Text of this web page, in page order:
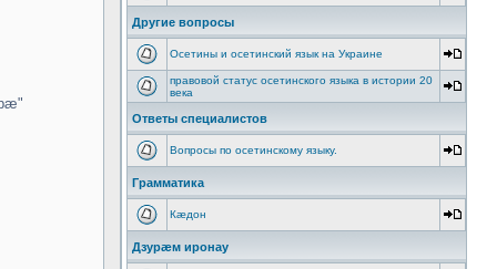
Другие вопросы
Осетины и осетинский язык на Украине
правовой статус осетинского языка в истории 20
века
Ответы специалистов
Вопросы по осетинскому языку.
Грамматика
Кæдон
Дзурæм иронау